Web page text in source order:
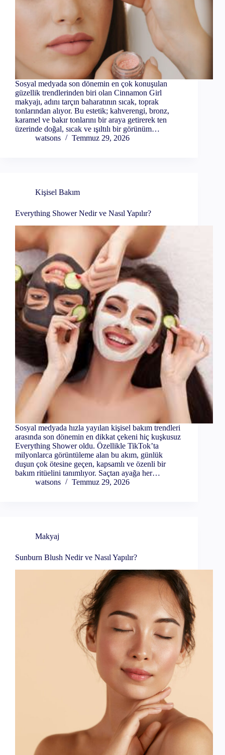
Sosyal medyada son dönemin en çok konuşulan
güzellik trendlerinden biri olan Cinnamon Girl
makyajı, adını tarçın baharatının sıcak, toprak
tonlarından alıyor. Bu estetik; kahverengi, bronz,
karamel ve bakır tonlarını bir araya getirerek ten
üzerinde doğal, sıcak ve ışıltılı bir görünüm…
watsons
Temmuz 29, 2026
Kişisel Bakım
Everything Shower Nedir ve Nasıl Yapılır?
Sosyal medyada hızla yayılan kişisel bakım trendleri
arasında son dönemin en dikkat çekeni hiç kuşkusuz
Everything Shower oldu. Özellikle TikTok’ta
milyonlarca görüntüleme alan bu akım, günlük
duşun çok ötesine geçen, kapsamlı ve özenli bir
bakım ritüelini tanımlıyor. Saçtan ayağa her…
watsons
Temmuz 29, 2026
Makyaj
Sunburn Blush Nedir ve Nasıl Yapılır?